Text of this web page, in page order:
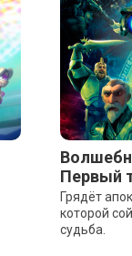
Первый
Грядёт
которой
судьба.